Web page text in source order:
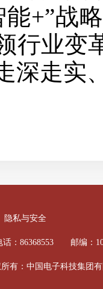
能+”战
行业变
深走实
隐私与安全
：86368553 邮编：
有：中国电子科技集团